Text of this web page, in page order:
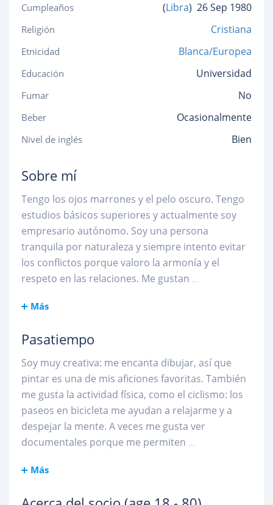
Cumpleaños (Libra) 26 Sep 1980
Religión Cristiana
Etnicidad Blanca/Europea
Educación Universidad
Fumar No
Beber Ocasionalmente
Nivel de inglés Bien
Sobre mí
Tengo los ojos marrones y el pelo oscuro. Tengo
estudios básicos superiores y actualmente soy
empresario autónomo. Soy una persona
tranquila por naturaleza y siempre intento evitar
los conflictos porque valoro la armonía y el
respeto en las relaciones. Me gustan ...
Más
Pasatiempo
Soy muy creativa: me encanta dibujar, así que
pintar es una de mis aficiones favoritas. También
me gusta la actividad física, como el ciclismo: los
paseos en bicicleta me ayudan a relajarme y a
despejar la mente. A veces me gusta ver
documentales porque me permiten ...
Más